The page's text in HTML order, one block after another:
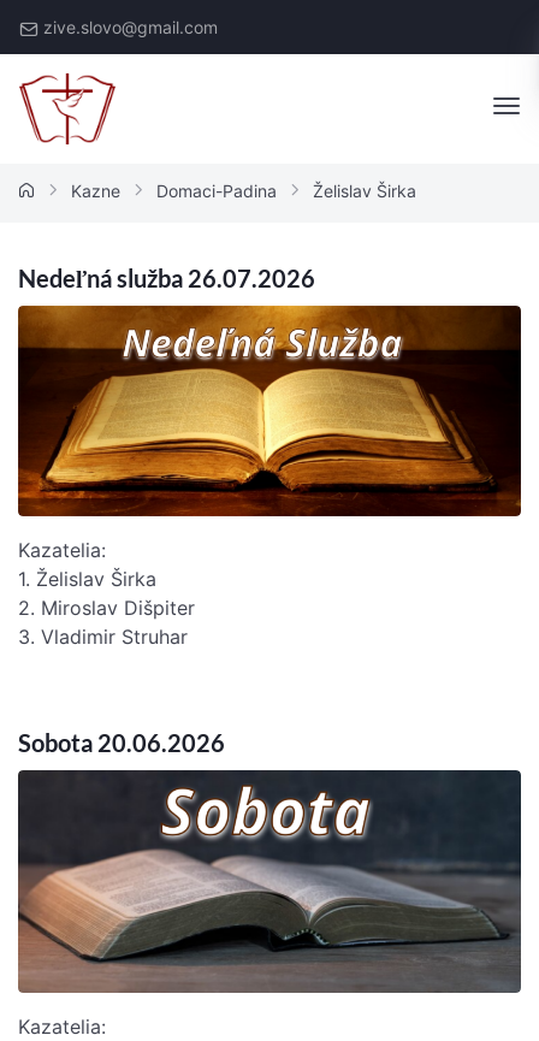
content
zive.slovo@gmail.com
Živé
Slovo
Kazne Domaci-Padina Želislav Širka
Nedeľná služba 26.07.2026
Kazatelia:
1. Želislav Širka
2. Miroslav Dišpiter
3. Vladimir Struhar
Sobota 20.06.2026
Kazatelia: